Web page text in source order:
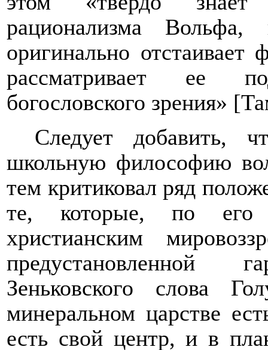
рационализма
оригинально
рассматривает ее
богословского зрения» [
Следует добавить,
школьную философию
тем критиковал ряд
те, которые, по его
христианским
Зеньковского слова
минеральном царстве
есть свой центр, и в